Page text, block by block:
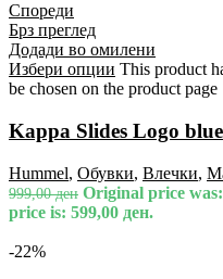
Спореди
Брз преглед
Додади во омилени
Избери опции This product
be chosen on the product page
Kappa Slides Logo blue
Hummel, Обувки, Влечки,
999,00ден Original price
price is: 599,00 ден.
-22%